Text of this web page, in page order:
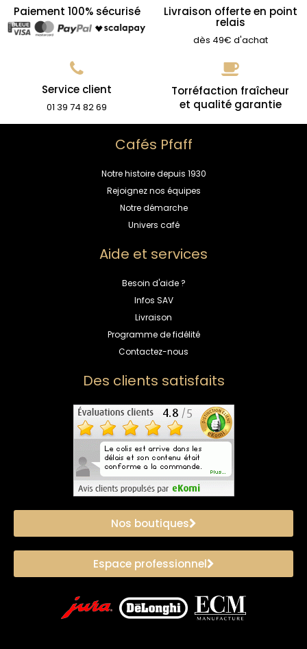
Paiement 100% sécurisé Livraison offerte en point
relais
dès 49€ d'achat
Service client
01 39 74 82 69
Torréfaction fraîcheur
et qualité garantie
Cafés Pfaff
Notre histoire depuis 1930
Rejoignez nos équipes
Notre démarche
Univers café
Aide et services
Besoin d'aide ?
Infos SAV
Livraison
Programme de fidélité
Contactez-nous
Des clients satisfaits
Nos boutiques
Espace professionnel